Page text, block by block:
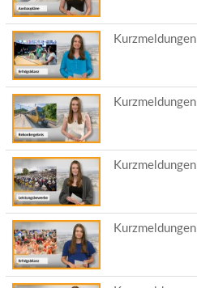
Kurzmeldungen
Kurzmeldungen
Kurzmeldungen
Kurzmeldungen